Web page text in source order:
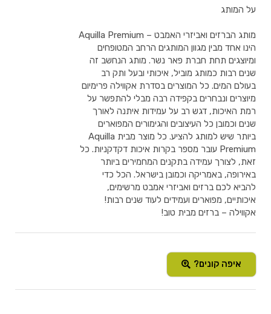
על המותג
מותג הברזים ואביזרי האמבט – Aquilla Premium
הינו אחד מבין מגוון המותגים הרחב המטופחים
ומיוצגים תחת חברת פאר נשר. מותג הנחשב זה
שנים רבות כמותג מוביל, איכותי ובעל ותק רב
בעולם המים. כל המוצרים בסדרת אקווילה פרימיום
מיוצרים ונבחרים בקפידה רבה מבלי להתפשר על
רמת האיכות, דגש רב על עמידות איתנה לאורך
שנים וכמובן כל העיצובים והגימורים המפוארים
ביותר שיש למותג להציע. כל מוצר מבית Aquilla
Premium עובר מספר בקרות איכות דקדקניות. כל
זאת, לצורך עמידה בתקנים המחמירים ביותר
באירופה, באמריקה וכמובן בישראל. הכל כדי
להביא לכם ברזים ואביזרי אמבט מרשימים,
איכותיים, מפוארים ועמידים לעוד שנים רבות!
אקווילה – ברזים מבית טוב!
איפה קונים?